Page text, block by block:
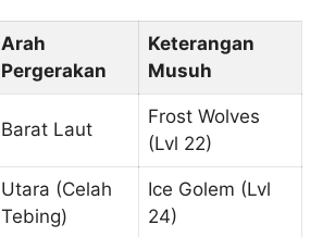
Arah
Pergerakan
Keterangan
Musuh
Barat Laut
Frost Wolves
(Lvl 22)
Utara (Celah
Tebing)
Ice Golem (Lvl
24)